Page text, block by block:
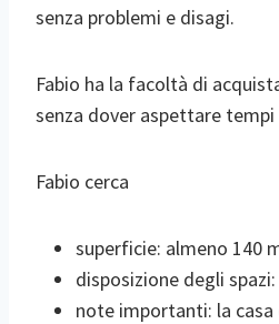
senza problemi e disagi.
Fabio ha la facoltà di
senza dover aspettare tempi
Fabio cerca
superficie: almeno 140
disposizione degli
note importanti: la casa